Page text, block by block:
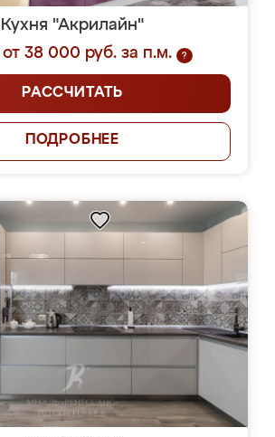
Кухня "Акрилайн"
38 000 руб. за п.м.
?
РАССЧИТАТЬ
ПОДРОБНЕЕ